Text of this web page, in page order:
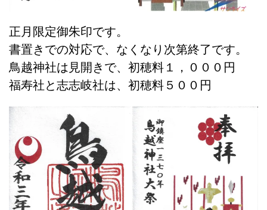
正月限定御朱印です。
書置きでの対応で、なくなり次第終了です。
鳥越神社は見開きで、初穂料１，０００円
福寿社と志志岐社は、初穂料５００円